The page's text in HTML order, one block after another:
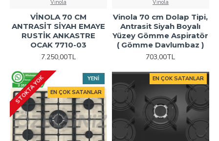
Vinola
VİNOLA 70 CM
ANTRASİT SİYAH EMAYE
RUSTİK ANKASTRE
OCAK 7710-03
7.250,00TL
Vinola
Vinola 70 cm Dolap Tipi,
Antrasit Siyah Boyalı
Yüzey Gömme Aspiratör
( Gömme Davlumbaz )
703,00TL
YENI
EN ÇOK SATANLAR
STOKTA YOK EN ÇOK SATANLAR